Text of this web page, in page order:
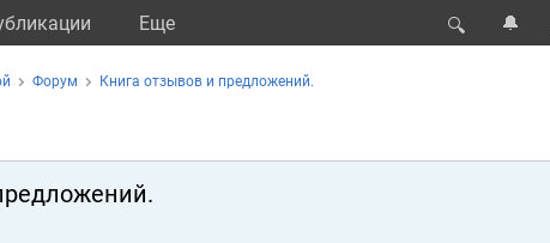
Eще 🔍 🔔
Форум Книга отзывов и предложений.